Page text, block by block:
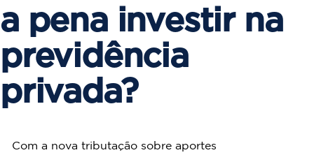
a pena investir na
previdência
privada?
Com a nova tributação sobre aportes